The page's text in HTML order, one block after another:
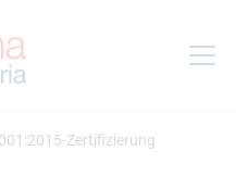
Zertifizierung